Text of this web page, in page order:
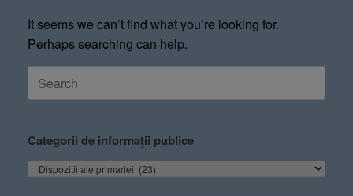
It seems we can’t find what you’re looking for.
Perhaps searching can help.
Categorii de informații publice